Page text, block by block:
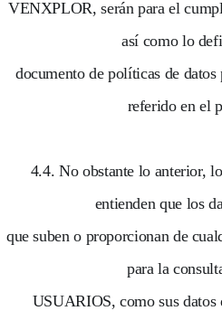
VENXPLOR, serán para el
así como lo
documento de políticas de
referido en el
4.4. No obstante lo anterior,
entienden que los
que suben o proporcionan de
para la
USUARIOS, como sus datos